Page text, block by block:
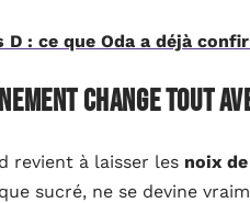
D : ce que Oda a déjà
change tout
revient à laisser les noix
sucré, ne se devine